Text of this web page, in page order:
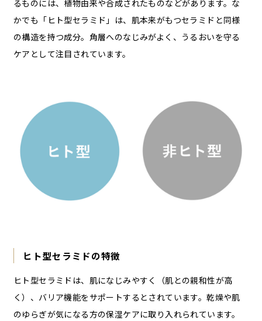
るものには、植物由来や合成されたものなどがあります。な
かでも「ヒト型セラミド」は、肌本来がもつセラミドと同様
の構造を持つ成分。角層へのなじみがよく、うるおいを守る
ケアとして注目されています。
ヒト型セラミドの特徴
ヒト型セラミドは、肌になじみやすく（肌との親和性が高
く）、バリア機能をサポートするとされています。乾燥や肌
のゆらぎが気になる方の保湿ケアに取り入れられています。